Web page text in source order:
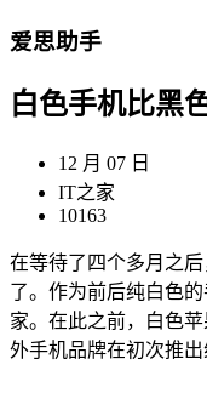
爱思助手
白色手机比黑
12 月 07 日
IT之家
10163
在等待了四个多月之
了。作为前后纯白色
家。在此之前，白色
外手机品牌在初次推